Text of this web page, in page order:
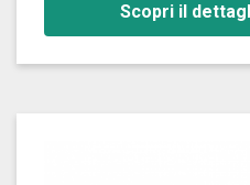
Scopri il